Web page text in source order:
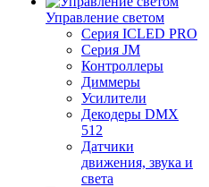
Управление светом
Серия ICLED PRO
Серия JM
Контроллеры
Диммеры
Усилители
Декодеры DMX
512
Датчики
движения, звука и
света